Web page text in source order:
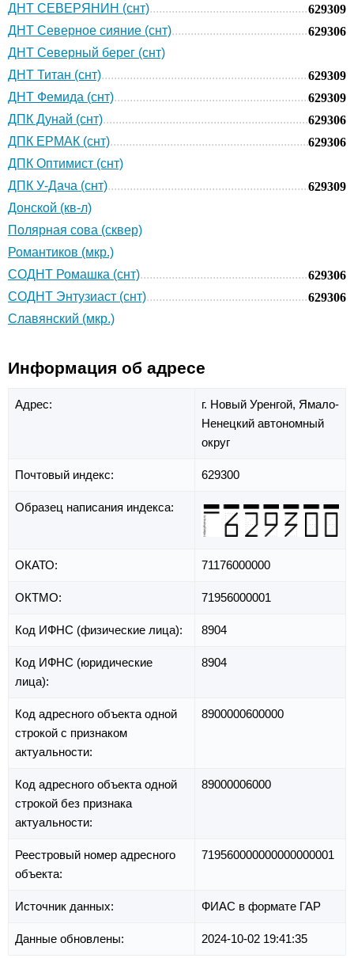
ДНТ СЕВЕРЯНИН (снт)
629309
ДНТ Северное сияние (снт)
629306
ДНТ Северный берег (снт)
ДНТ Титан (снт)
629309
ДНТ Фемида (снт)
629309
ДПК Дунай (снт)
629306
ДПК ЕРМАК (снт)
629306
ДПК Оптимист (снт)
ДПК У-Дача (снт)
629309
Донской (кв-л)
Полярная сова (сквер)
Романтиков (мкр.)
СОДНТ Ромашка (снт)
629306
СОДНТ Энтузиаст (снт)
629306
Славянский (мкр.)
Информация об адресе
Адрес: г. Новый Уренгой, Ямало-
Ненецкий автономный
округ
Почтовый индекс: 629300
Образец написания индекса:
ОКАТО: 71176000000
ОКТМО: 71956000001
Код ИФНС (физические лица): 8904
Код ИФНС (юридические
лица):
8904
Код адресного объекта одной
строкой с признаком
актуальности:
8900000600000
Код адресного объекта одной
строкой без признака
актуальности:
89000006000
Реестровый номер адресного
объекта:
719560000000000000001
Источник данных: ФИАС в формате ГАР
Данные обновлены: 2024-10-02 19:41:35